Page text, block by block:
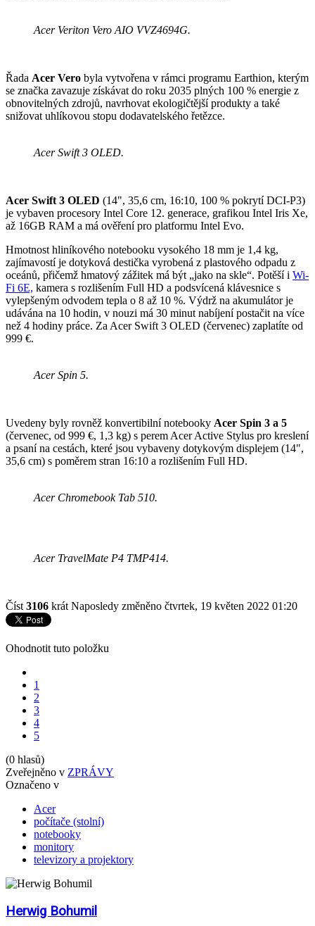
Acer Veriton Vero AIO VVZ4694G.
Řada Acer Vero byla vytvořena v rámci programu Earthion, kterým
se značka zavazuje získávat do roku 2035 plných 100 % energie z
obnovitelných zdrojů, navrhovat ekologičtější produkty a také
snižovat uhlíkovou stopu dodavatelského řetězce.
Acer Swift 3 OLED.
Acer Swift 3 OLED (14", 35,6 cm, 16:10, 100 % pokrytí DCI-P3)
je vybaven procesory Intel Core 12. generace, grafikou Intel Iris Xe,
až 16GB RAM a má ověření pro platformu Intel Evo.
Hmotnost hliníkového notebooku vysokého 18 mm je 1,4 kg,
zajímavostí je dotyková destička vyrobená z plastového odpadu z
oceánů, přičemž hmatový zážitek má být „jako na skle“. Potěší i Wi-
Fi 6E, kamera s rozlišením Full HD a podsvícená klávesnice s
vylepšeným odvodem tepla o 8 až 10 %. Výdrž na akumulátor je
udávána na 10 hodin, v nouzi má 30 minut nabíjení postačit na více
než 4 hodiny práce. Za Acer Swift 3 OLED (červenec) zaplatíte od
999 €.
Acer Spin 5.
Uvedeny byly rovněž konvertibilní notebooky Acer Spin 3 a 5
(červenec, od 999 €, 1,3 kg) s perem Acer Active Stylus pro kreslení
a psaní na cestách, které jsou vybaveny dotykovým displejem (14",
35,6 cm) s poměrem stran 16:10 a rozlišením Full HD.
Acer Chromebook Tab 510.
Acer TravelMate P4 TMP414.
Číst 3106 krát Naposledy změněno čtvrtek, 19 květen 2022 01:20
Ohodnotit tuto položku
1
2
3
4
5
(0 hlasů)
Zveřejněno v ZPRÁVY
Označeno v
Acer
počítače (stolní)
notebooky
monitory
televizory a projektory
Herwig Bohumil